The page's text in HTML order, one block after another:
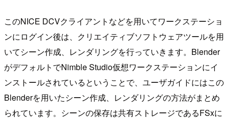
このNICE DCVクライアントなどを用いてワークステーショ
ンにログイン後は、クリエイティブソフトウェアツールを用
いてシーン作成、レンダリングを行っていきます。Blender
がデフォルトでNimble Studio仮想ワークステーションにイ
ンストールされているということで、ユーザガイドにはこの
Blenderを用いたシーン作成、レンダリングの方法がまとめ
られています。シーンの保存は共有ストレージであるFSxに